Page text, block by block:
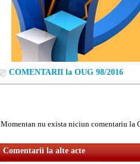
COMENTARII la OUG 98/2016
Momentan nu exista niciun comentariu la
Comentarii la alte acte